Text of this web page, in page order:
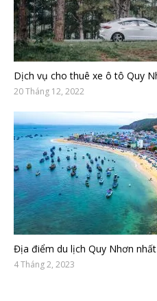
Dịch vụ cho thuê xe ô tô Quy
20 Tháng 12, 2022
Địa điểm du lịch Quy Nhơn
4 Tháng 2, 2023